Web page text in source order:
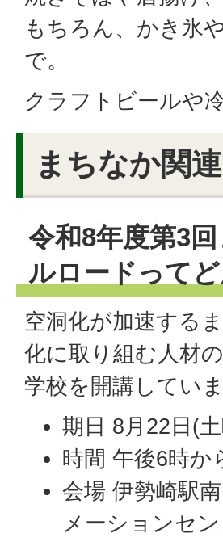
もちろん、かき氷
で。
クラフトビールや
まちなか関
令和8年度第3
ルロードってど
空洞化が加速する
化に取り組む人材
学校を開講していま
期日 8月22日(
時間 午後6時か
会場 伊勢崎駅
メーションセ